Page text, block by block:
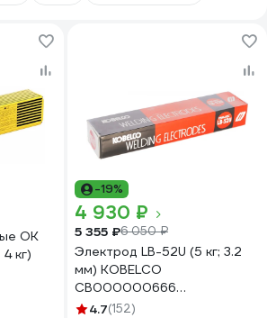
OK
кг)
-19%
4 930 ₽
5 355 ₽6 050 ₽
Электрод LB-52U (5 кг; 3.2
мм) KOBELCO
СВ000000666
СВО00000666
4.7(152)